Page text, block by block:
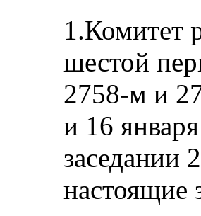
1.Комитет
шестой
2758‑м и
и 16
заседании
настоящие